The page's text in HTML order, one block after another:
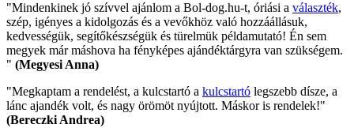
"Mindenkinek jó szívvel ajánlom a Bol-dog.hu-t, óriási a választék,
szép, igényes a kidolgozás és a vevőkhöz való hozzáállásuk,
kedvességük, segítőkészségük és türelmük példamutató! Én sem
megyek már máshova ha fényképes ajándéktárgyra van szükségem.
" (Megyesi Anna)
"Megkaptam a rendelést, a kulcstartó a kulcstartó legszebb dísze, a
lánc ajandék volt, és nagy örömöt nyújtott. Máskor is rendelek!"
(Bereczki Andrea)